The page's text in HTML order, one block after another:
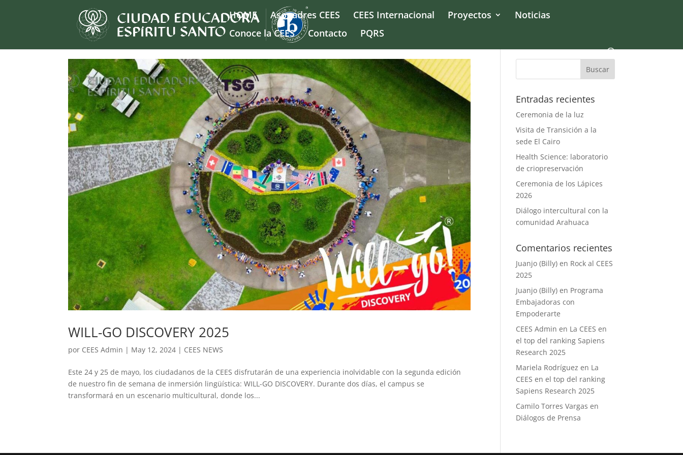
HOME Asopadres CEES CEES Internacional Proyectos
Noticias
Conoce la CEES
Contacto PQRS
WILL-GO DISCOVERY 2025
por CEES Admin | May 12, 2024 | CEES NEWS
Este 24 y 25 de mayo, los ciudadanos de la CEES disfrutarán de una experiencia inolvidable con la segunda edición
de nuestro fin de semana de inmersión lingüística: WILL-GO DISCOVERY. Durante dos días, el campus se
transformará en un escenario multicultural, donde los...
Entradas recientes
Ceremonia de la luz
Visita de Transición a la
sede El Cairo
Health Science: laboratorio
de criopreservación
Ceremonia de los Lápices
2026
Diálogo intercultural con la
comunidad Arahuaca
Comentarios recientes
Juanjo (Billy) en Rock al CEES
2025
Juanjo (Billy) en Programa
Embajadoras con
Empoderarte
CEES Admin en La CEES en
el top del ranking Sapiens
Research 2025
Mariela Rodríguez en La
CEES en el top del ranking
Sapiens Research 2025
Camilo Torres Vargas en
Diálogos de Prensa